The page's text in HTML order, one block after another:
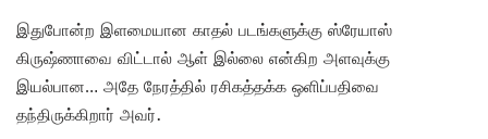
இதுபோன்ற இளமையான காதல் படங்களுக்கு ஸ்ரேயாஸ்
கிருஷ்ணாவை விட்டால் ஆள் இல்லை என்கிற அளவுக்கு
இயல்பான… அதே நேரத்தில் ரசிகத்தக்க ஒளிப்பதிவை
தந்திருக்கிறார் அவர்.